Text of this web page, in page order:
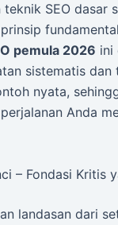
SEO
pemula 2026 ini
sistematis
nyata,
Anda
– Fondasi Kritis
landasan dari